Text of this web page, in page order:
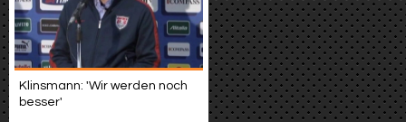
Klinsmann: 'Wir werden noch
besser'